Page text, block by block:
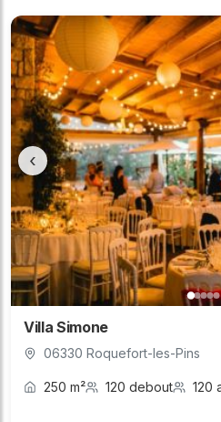
vous répondra
besoins spécifiques,
et vous fournir les détails
de Roquefort-les-Pins et
lieux en font une
mariages, anniversaires,
événements d'entreprise
‹
Villa Simone
06330 Roquefort-les-Pins
250 m² 120 debout 120